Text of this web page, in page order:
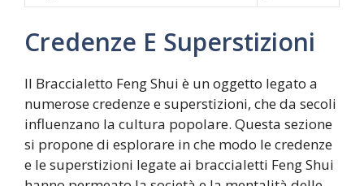
Credenze E Superstizioni
Il Braccialetto Feng Shui è un oggetto legato a
numerose credenze e superstizioni, che da secoli
influenzano la cultura popolare. Questa sezione
si propone di esplorare in che modo le credenze
e le superstizioni legate ai braccialetti Feng Shui